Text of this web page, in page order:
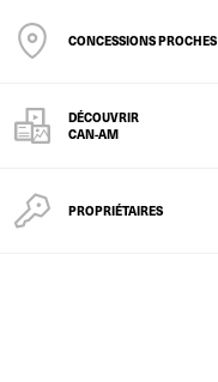
CONCESSIONS PROCHES
DÉCOUVRIR
CAN-AM
PROPRIÉTAIRES